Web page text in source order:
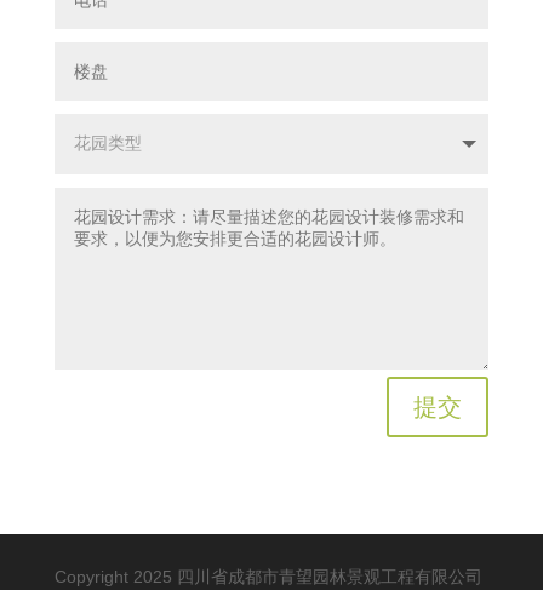
提交
Copyright 2025 四川省成都市青望园林景观工程有限公司